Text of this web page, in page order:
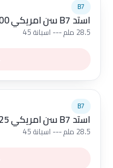
B7
استد B7 سن امريكي 100 * 1/8-1 انج
28.5 ملم --- اسبانة 45
B7
استد B7 سن امريكي 125 * 1/8-1 انج
28.5 ملم --- اسبانة 45